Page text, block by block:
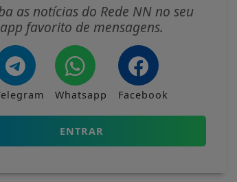
as notícias do Rede NN no seu
app favorito de mensagens.
Whatsapp Facebook
ENTRAR